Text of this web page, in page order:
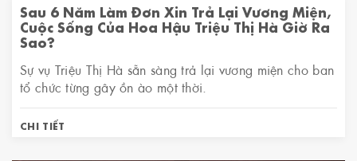
Sau 6 Năm Làm Đơn Xin Trả Lại Vương Miện,
Cuộc Sống Của Hoa Hậu Triệu Thị Hà Giờ Ra
Sao?
Sự vụ Triệu Thị Hà sẵn sàng trả lại vương miện cho ban
tổ chức từng gây ồn ào một thời.
CHI TIẾT